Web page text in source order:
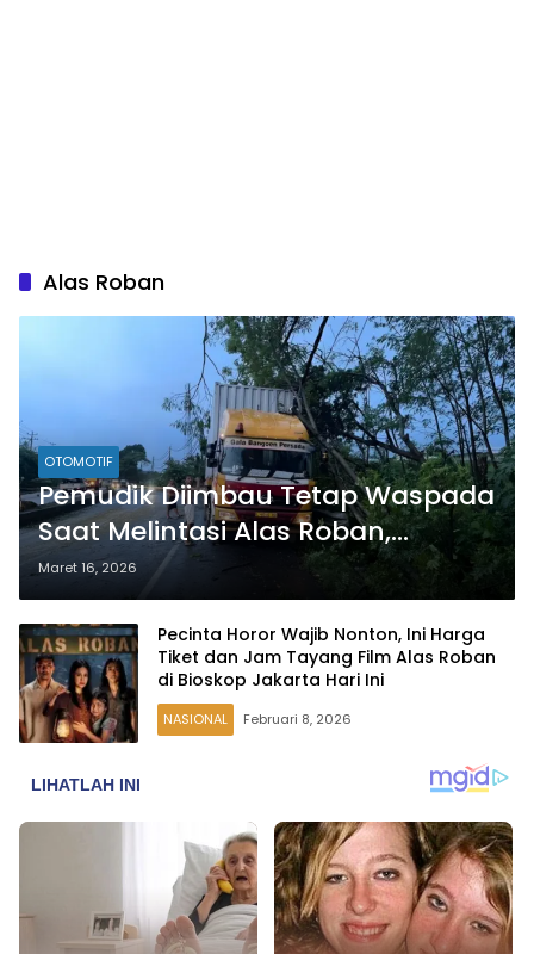
Alas Roban
OTOMOTIF
Pemudik Diimbau Tetap Waspada
Saat Melintasi Alas Roban,
Batang
Maret 16, 2026
Pecinta Horor Wajib Nonton, Ini Harga
Tiket dan Jam Tayang Film Alas Roban
di Bioskop Jakarta Hari Ini
NASIONAL Februari 8, 2026